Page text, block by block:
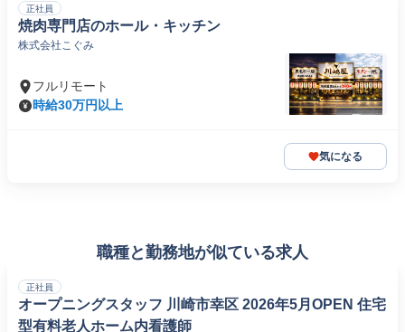
正社員
焼肉専門店のホール・キッチン
株式会社こぐみ
フルリモート
時給30万円以上
気になる
職種と勤務地が似ている求人
正社員
オープニングスタッフ 川崎市幸区 2026年5月OPEN 住宅
型有料老人ホーム内看護師